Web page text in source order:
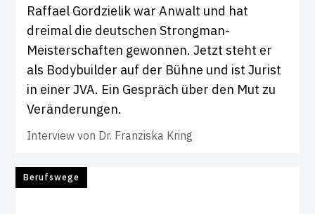
Raffael Gordzielik war Anwalt und hat
dreimal die deutschen Strongman-
Meisterschaften gewonnen. Jetzt steht er
als Bodybuilder auf der Bühne und ist Jurist
in einer JVA. Ein Gespräch über den Mut zu
Veränderungen.
Interview von Dr. Franziska Kring
Berufswege